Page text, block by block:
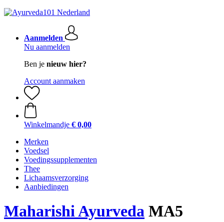
Aanmelden
Nu aanmelden
Ben je nieuw hier?
Account aanmaken
Winkelmandje € 0,00
Merken
Voedsel
Voedingssupplementen
Thee
Lichaamsverzorging
Aanbiedingen
Maharishi Ayurveda MA5